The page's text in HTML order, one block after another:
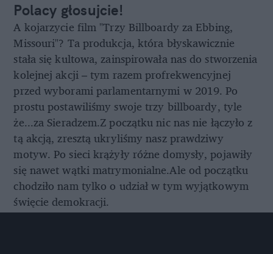
Polacy głosujcie!
A kojarzycie film "Trzy Billboardy za Ebbing,
Missouri"? Ta produkcja, która błyskawicznie
stała się kultowa, zainspirowała nas do stworzenia
kolejnej akcji – tym razem profrekwencyjnej
przed wyborami parlamentarnymi w 2019. Po
prostu postawiliśmy swoje trzy billboardy, tyle
że...za Sieradzem.Z początku nic nas nie łączyło z
tą akcją, zresztą ukryliśmy nasz prawdziwy
motyw. Po sieci krążyły różne domysły, pojawiły
się nawet wątki matrymonialne.Ale od początku
chodziło nam tylko o udział w tym wyjątkowym
święcie demokracji.